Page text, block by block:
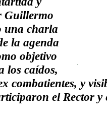
Guillermo
una charla
la agenda
objetivo
los caídos,
combatientes, y
el Rector y